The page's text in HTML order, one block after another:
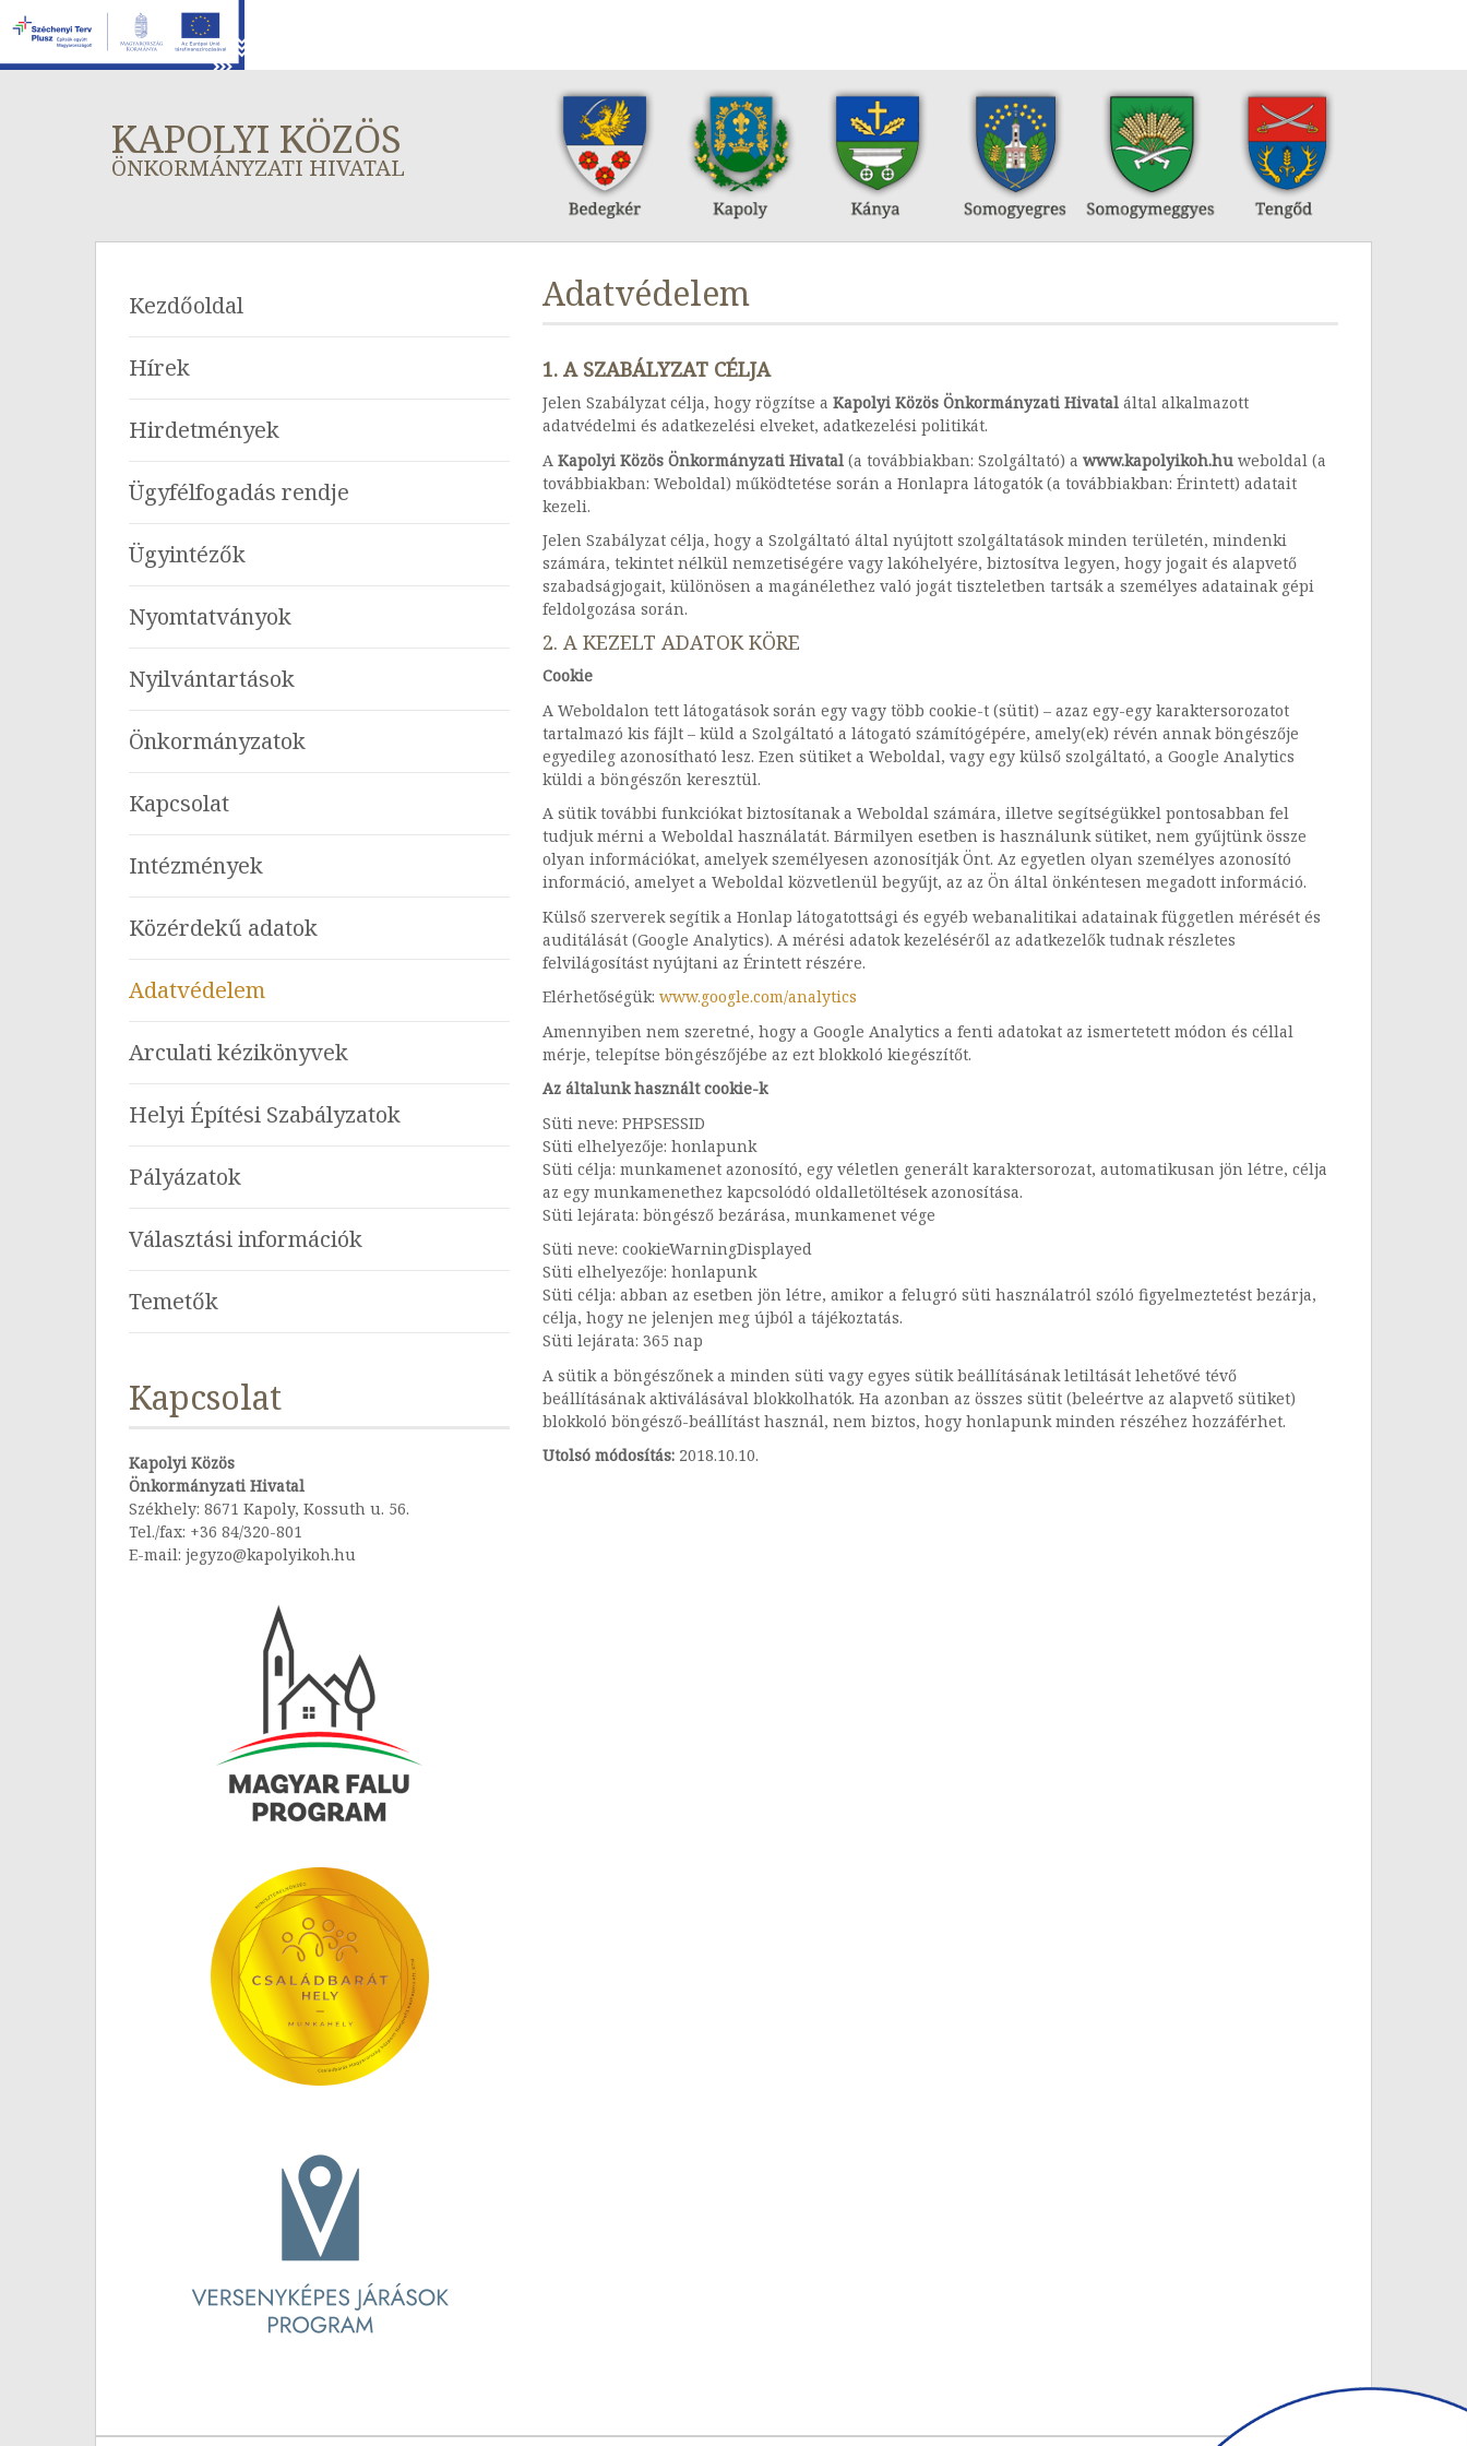
KAPOLYI KÖZÖS
ÖNKORMÁNYZATI HIVATAL
Kezdőoldal
Hírek
Hirdetmények
Ügyfélfogadás rendje
Ügyintézők
Nyomtatványok
Nyilvántartások
Önkormányzatok
Kapcsolat
Intézmények
Közérdekű adatok
Adatvédelem
Arculati kézikönyvek
Helyi Építési Szabályzatok
Pályázatok
Választási információk
Temetők
Kapcsolat
Kapolyi Közös
Önkormányzati Hivatal
Székhely: 8671 Kapoly, Kossuth u. 56.
Tel./fax: +36 84/320-801
E-mail: jegyzo@kapolyikoh.hu
Adatvédelem
1. A SZABÁLYZAT CÉLJA
Jelen Szabályzat célja, hogy rögzítse aKapolyi Közös Önkormányzati Hivataláltal alkalmazott
adatvédelmi és adatkezelési elveket, adatkezelési politikát.
AKapolyi Közös Önkormányzati Hivatal (a továbbiakban: Szolgáltató) awww.kapolyikoh.hu weboldal (a
továbbiakban: Weboldal) működtetése során a Honlapra látogatók (a továbbiakban: Érintett) adatait
kezeli.
Jelen Szabályzat célja, hogy a Szolgáltató által nyújtott szolgáltatások minden területén, mindenki
számára, tekintet nélkül nemzetiségére vagy lakóhelyére, biztosítva legyen, hogy jogait és alapvető
szabadságjogait, különösen a magánélethez való jogát tiszteletben tartsák a személyes adatainak gépi
feldolgozása során.
2. A KEZELT ADATOK KÖRE
Cookie
A Weboldalon tett látogatások során egy vagy több cookie-t (sütit) – azaz egy-egy karaktersorozatot
tartalmazó kis fájlt – küld a Szolgáltató a látogató számítógépére, amely(ek) révén annak böngészője
egyedileg azonosítható lesz. Ezen sütiket a Weboldal, vagy egy külső szolgáltató, a Google Analytics
küldi a böngészőn keresztül.
A sütik további funkciókat biztosítanak a Weboldal számára, illetve segítségükkel pontosabban fel
tudjuk mérni a Weboldal használatát. Bármilyen esetben is használunk sütiket, nem gyűjtünk össze
olyan információkat, amelyek személyesen azonosítják Önt. Az egyetlen olyan személyes azonosító
információ, amelyet a Weboldal közvetlenül begyűjt, az az Ön által önkéntesen megadott információ.
Külső szerverek segítik a Honlap látogatottsági és egyéb webanalitikai adatainak független mérését és
auditálását (Google Analytics). A mérési adatok kezeléséről az adatkezelők tudnak részletes
felvilágosítást nyújtani az Érintett részére.
Elérhetőségük:www.google.com/analytics
Amennyiben nem szeretné, hogy a Google Analytics a fenti adatokat az ismertetett módon és céllal
mérje, telepítse böngészőjébe az ezt blokkoló kiegészítőt.
Az általunk használt cookie-k
Süti neve: PHPSESSID
Süti elhelyezője: honlapunk
Süti célja: munkamenet azonosító, egy véletlen generált karaktersorozat, automatikusan jön létre, célja
az egy munkamenethez kapcsolódó oldalletöltések azonosítása.
Süti lejárata: böngésző bezárása, munkamenet vége
Süti neve: cookieWarningDisplayed
Süti elhelyezője: honlapunk
Süti célja: abban az esetben jön létre, amikor a felugró süti használatról szóló figyelmeztetést bezárja,
célja, hogy ne jelenjen meg újból a tájékoztatás.
Süti lejárata: 365 nap
A sütik a böngészőnek a minden süti vagy egyes sütik beállításának letiltását lehetővé tévő
beállításának aktiválásával blokkolhatók. Ha azonban az összes sütit (beleértve az alapvető sütiket)
blokkoló böngésző-beállítást használ, nem biztos, hogy honlapunk minden részéhez hozzáférhet.
Utolsó módosítás: 2018.10.10.